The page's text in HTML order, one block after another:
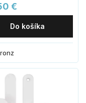
€
Do košíka